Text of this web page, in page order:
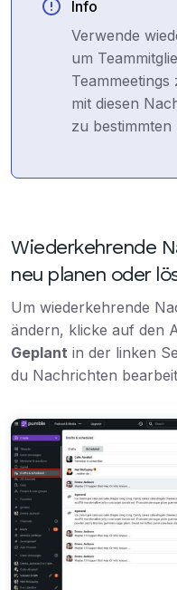
Info
Verwende
um
mit diesen
zu bestimmten
Wiederkehrende
neu planen oder
Um wiederkehrende
ändern, klicke auf den
Geplant in der linken
du Nachrichten